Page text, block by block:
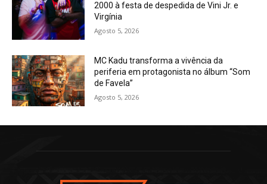
2000 à festa de despedida de Vini Jr. e
Virgínia
Agosto 5, 2026
MC Kadu transforma a vivência da
periferia em protagonista no álbum “Som
de Favela”
Agosto 5, 2026